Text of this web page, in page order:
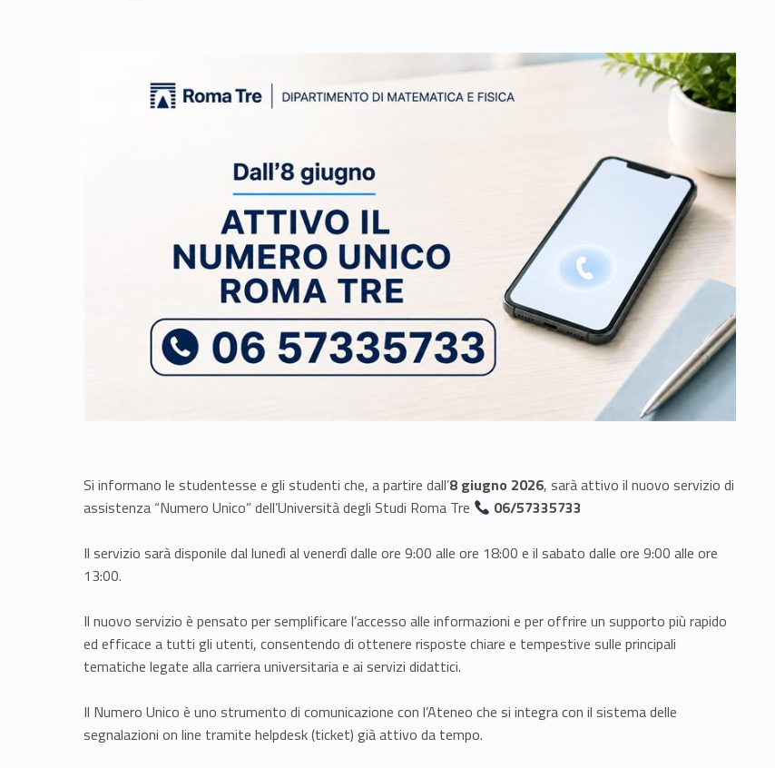
Si informano le studentesse e gli studenti che, a partire dall’8 giugno 2026, sarà attivo il nuovo servizio di
assistenza “Numero Unico” dell’Università degli Studi Roma Tre
06/57335733
Il servizio sarà disponile dal lunedì al venerdì dalle ore 9:00 alle ore 18:00 e il sabato dalle ore 9:00 alle ore
13:00.
Il nuovo servizio è pensato per semplificare l’accesso alle informazioni e per offrire un supporto più rapido
ed efficace a tutti gli utenti, consentendo di ottenere risposte chiare e tempestive sulle principali
tematiche legate alla carriera universitaria e ai servizi didattici.
Il Numero Unico è uno strumento di comunicazione con l’Ateneo che si integra con il sistema delle
segnalazioni on line tramite helpdesk (ticket) già attivo da tempo.